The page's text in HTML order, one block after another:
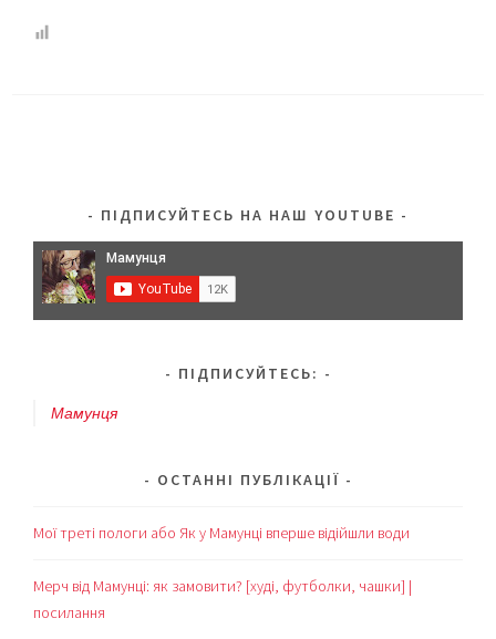
ПІДПИСУЙТЕСЬ НА НАШ YOUTUBE
ПІДПИСУЙТЕСЬ:
Мамунця
ОСТАННІ ПУБЛІКАЦІЇ
Мої треті пологи або Як у Мамунці вперше відійшли води
Мерч від Мамунці: як замовити? [худі, футболки, чашки] |
посилання